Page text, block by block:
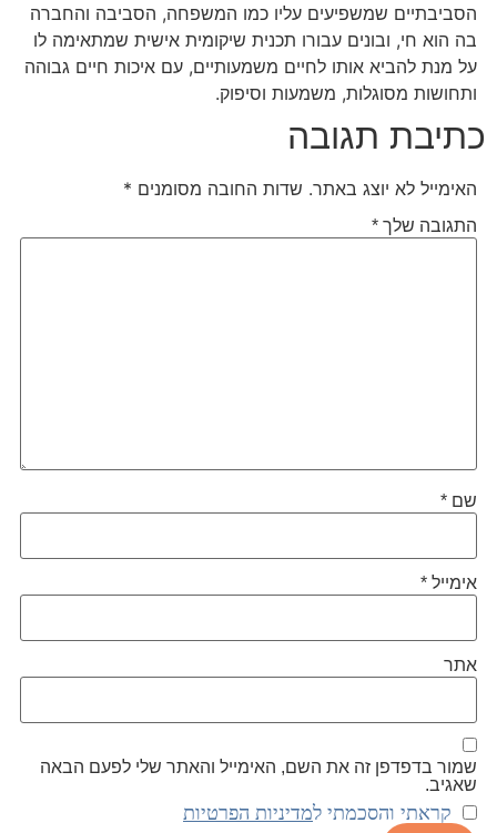
הסביבתיים שמשפיעים עליו כמו המשפחה, הסביבה והחברה
בה הוא חי, ובונים עבורו תכנית שיקומית אישית שמתאימה לו
על מנת להביא אותו לחיים משמעותיים, עם איכות חיים גבוהה
ותחושות מסוגלות, משמעות וסיפוק.
כתיבת תגובה
האימייל לא יוצג באתר. שדות החובה מסומנים *
התגובה שלך *
שם *
אימייל *
אתר
שמור בדפדפן זה את השם, האימייל והאתר שלי לפעם הבאה
שאגיב.
קראתי והסכמתי למדיניות הפרטיות